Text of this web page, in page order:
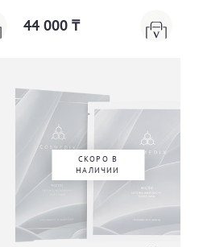
44 000 ₸
СКОРО В
НАЛИЧИИ